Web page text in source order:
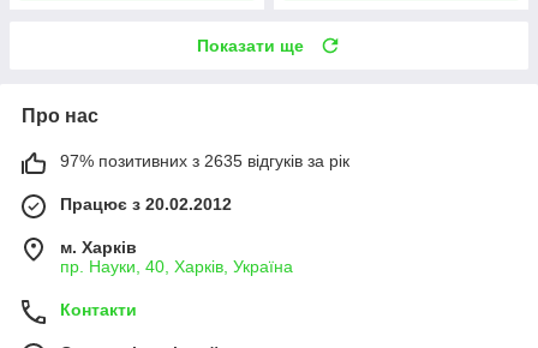
Показати ще
Про нас
97% позитивних з 2635 відгуків за рік
Працює з 20.02.2012
м. Харків
пр. Науки, 40, Харків, Україна
Контакти